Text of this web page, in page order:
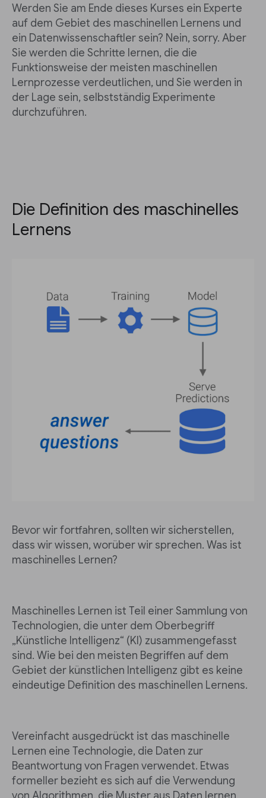
Werden Sie am Ende dieses Kurses ein Experte
auf dem Gebiet des maschinellen Lernens und
ein Datenwissenschaftler sein? Nein, sorry. Aber
Sie werden die Schritte lernen, die die
Funktionsweise der meisten maschinellen
Lernprozesse verdeutlichen, und Sie werden in
der Lage sein, selbstständig Experimente
durchzuführen.
Die Definition des maschinelles
Lernens
Bevor wir fortfahren, sollten wir sicherstellen,
dass wir wissen, worüber wir sprechen. Was ist
maschinelles Lernen?
Maschinelles Lernen ist Teil einer Sammlung von
Technologien, die unter dem Oberbegriff
„Künstliche Intelligenz“ (KI) zusammengefasst
sind. Wie bei den meisten Begriffen auf dem
Gebiet der künstlichen Intelligenz gibt es keine
eindeutige Definition des maschinellen Lernens.
Vereinfacht ausgedrückt ist das maschinelle
Lernen eine Technologie, die Daten zur
Beantwortung von Fragen verwendet. Etwas
formeller bezieht es sich auf die Verwendung